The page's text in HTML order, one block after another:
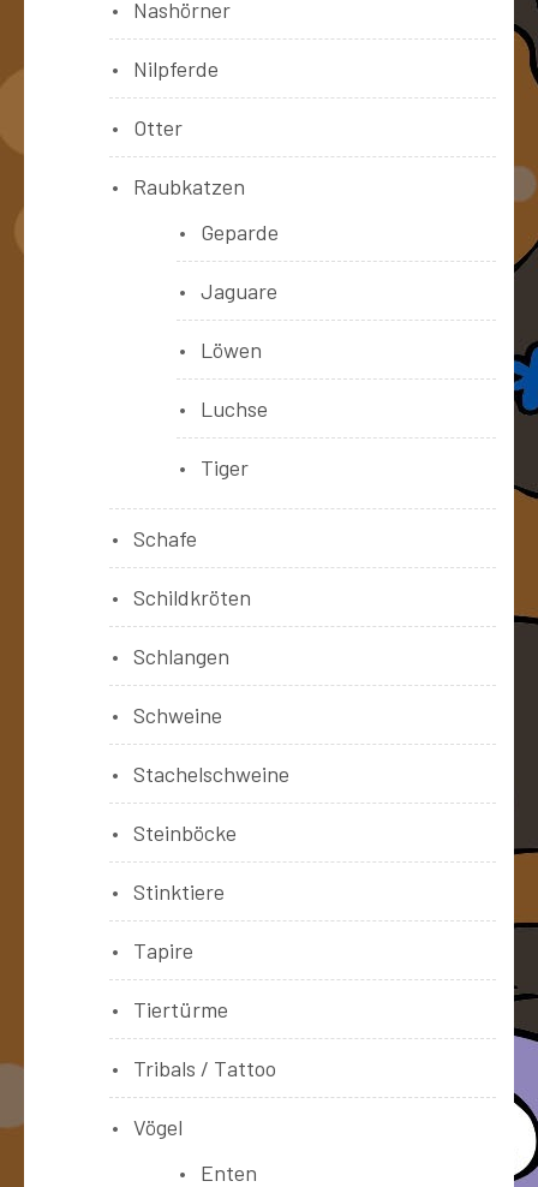
Nashörner
Nilpferde
Otter
Raubkatzen
Geparde
Jaguare
Löwen
Luchse
Tiger
Schafe
Schildkröten
Schlangen
Schweine
Stachelschweine
Steinböcke
Stinktiere
Tapire
Tiertürme
Tribals / Tattoo
Vögel
Enten